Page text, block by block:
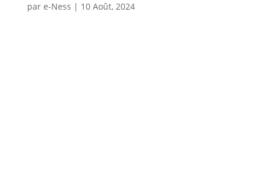
par e-Ness | 10 Août, 2024